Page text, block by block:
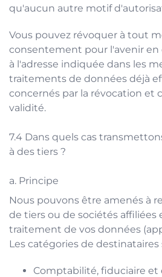
qu'aucun autre motif
Vous pouvez révoquer à tout
consentement pour l'avenir
à l'adresse indiquée dans les
traitements de données déjà
concernés par la révocation et
validité.
Dans quels cas
à des tiers ?
a. Principe
Nous pouvons être amenés à
de tiers ou de sociétés affiliées
traitement de vos données
Les catégories de
Comptabilité, fiduciaire et